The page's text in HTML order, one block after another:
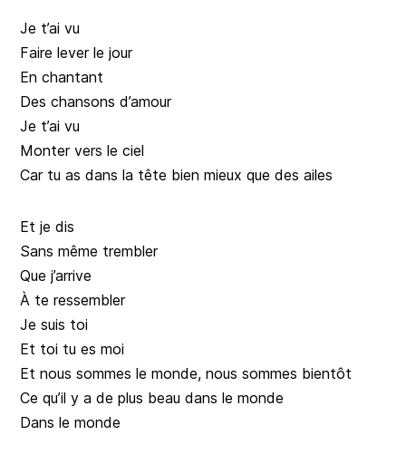
Je t’ai vu
Faire lever le jour
En chantant
Des chansons d’amour
Je t’ai vu
Monter vers le ciel
Car tu as dans la tête bien mieux que des ailes
Et je dis
Sans même trembler
Que j’arrive
À te ressembler
Je suis toi
Et toi tu es moi
Et nous sommes le monde, nous sommes bientôt
Ce qu’il y a de plus beau dans le monde
Dans le monde